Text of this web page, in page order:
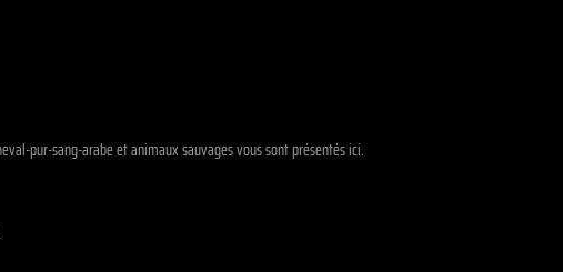
pur-sang-arabe et animaux sauvages vous sont présentés ici.